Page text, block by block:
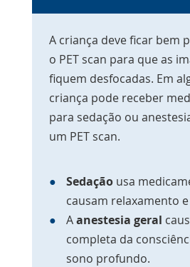
A criança deve ficar bem
o PET scan para que as
fiquem desfocadas. Em
criança pode receber
para sedação ou
um PET scan.
Sedaçãousa
causam relaxamento
Aanestesia geral
completa da
sono profundo.